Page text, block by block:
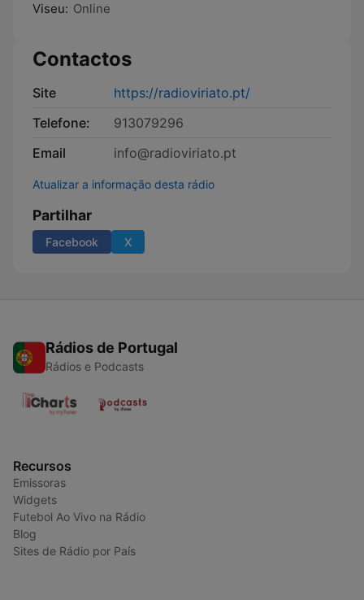
Viseu: Online
Contactos
Site
https://radioviriato.pt/
Telefone:
913079296
Email
info@radioviriato.pt
Atualizar a informação desta rádio
Partilhar
Facebook X
Rádios de Portugal
Rádios e Podcasts
Recursos
Emissoras
Widgets
Futebol Ao Vivo na Rádio
Blog
Sites de Rádio por País